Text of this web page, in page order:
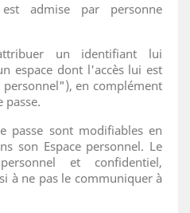
admise par personne
un identifiant lui
espace dont l'accès lui est
personnel"), en complément
passe.
passe sont modifiables en
son Espace personnel. Le
et confidentiel,
à ne pas le communiquer à